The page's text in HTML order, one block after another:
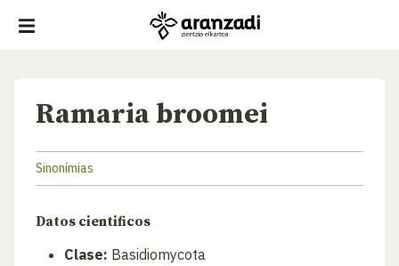
Ramaria broomei
Sinonímias
Datos cientificos
Clase: Basidiomycota